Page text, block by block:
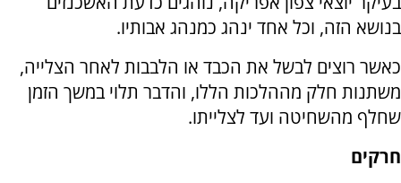
בנושא הזה, וכל אחד ינהג כמנהג אבותיו.
כאשר רוצים לבשל את הכבד או הלבבות לאחר הצלייה,
משתנות חלק מההלכות הללו, והדבר תלוי במשך הזמן
שחלף מהשחיטה ועד לצלייתו.
חרקים